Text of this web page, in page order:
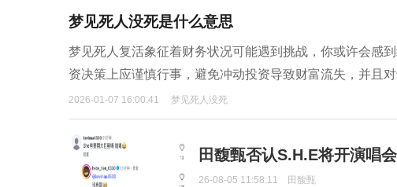
梦见死人没死是什么意思
梦见死人复活象征着财务状况可能遇到挑战，你或许会感
资决策上应谨慎行事，避免冲动投资导致财富流失，并且
2026-01-07 16:00:41 梦见死人没死
田馥甄否认S.H.E将开演唱
26-08-05 11:58:11 田馥甄